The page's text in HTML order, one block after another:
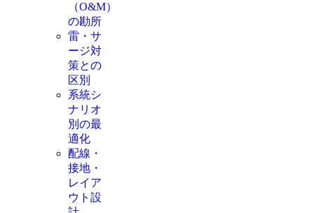
（O&M）
の勘所
雷・サ
ージ対
策との
区別
系統シ
ナリオ
別の最
適化
配線・
接地・
レイア
ウト設